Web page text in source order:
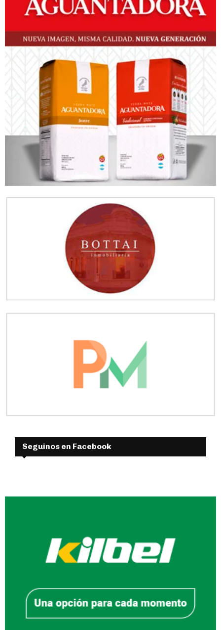
Seguinos en Facebook